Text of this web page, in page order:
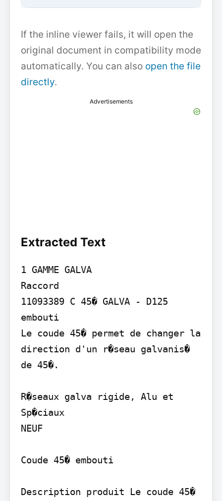
If the inline viewer fails, it will open the
original document in compatibility mode
automatically. You can also open the file
directly.
Advertisements
Extracted Text
1 GAMME GALVA
Raccord
11093389 C 45� GALVA - D125
embouti
Le coude 45� permet de changer la
direction d'un r�seau galvanis�
de 45�.
R�seaux galva rigide, Alu et
Sp�ciaux
NEUF
Coude 45� embouti
Description produit Le coude 45�